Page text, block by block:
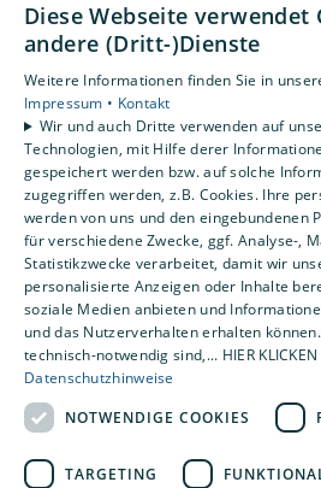
Unternehmen
Standorte
Löningen-Wachtum
Um externe HTML-Inhalte
wir Ihre
Weitere Informationen
COOKIE-EINSTELLUNGEN
Diese Webseite verwendet
andere (Dritt-)Dienste
Weitere Informationen finden Sie in
Impressum • Kontakt
Wir und auch Dritte verwenden auf
Technologien, mit Hilfe derer
gespeichert werden bzw. auf solche
zugegriffen werden, z.B. Cookies. Ihre
werden von uns und den eingebundenen
für verschiedene Zwecke, ggf. Analyse-,
Statistikzwecke verarbeitet, damit wir
personalisierte Anzeigen oder Inhalte
soziale Medien anbieten und
und das Nutzerverhalten erhalten
technisch-notwendig sind,... HIER KLICKEN
Datenschutzhinweise
NOTWENDIGE COOKIES
TARGETING